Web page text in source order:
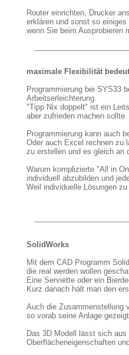
Router einrichten, Drucker
erklären und sonst so
wenn Sie beim Ausprobieren
maximale Flexibilität
Programmierung bei SYS33
Arbeitserleichterung.
"Tipp Nix doppelt" ist ein
aber zufrieden machen sollte.
Programmierung kann auch
Oder auch Excel rechnen zu
zu erstellen und es gleich an
Warum komplizierte "All in
individuell abzubilden und
Weil individuelle Lösungen
SolidWorks
Mit dem CAD Programm
die real werden wollen
Eine Serviette oder ein
Kurz danach hält man den
Auch die Zusammenstellung
so vorab seine Anlage
Das 3D Modell lässt sich
Oberflächeneigenschaften